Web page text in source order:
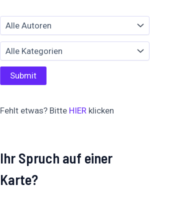
Fehlt etwas? Bitte HIER klicken
Ihr Spruch auf einer
Karte?